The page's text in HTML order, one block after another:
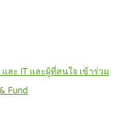
ละ IT และผู้ที่สนใจ เข้าร่วม
Fund